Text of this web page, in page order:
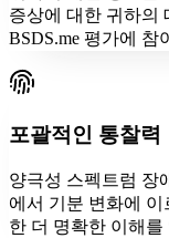
증상에 대한 귀하의
BSDS.me 평가에 참
포괄적인 통찰력
양극성 스펙트럼 장
에서 기분 변화에
한 더 명확한 이해를